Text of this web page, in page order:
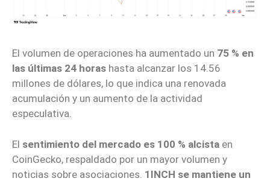
El volumen de operaciones ha aumentado un 75 % en
las últimas 24 horas hasta alcanzar los 14.56
millones de dólares, lo que indica una renovada
acumulación y un aumento de la actividad
especulativa.
El sentimiento del mercado es 100 % alcista en
CoinGecko, respaldado por un mayor volumen y
noticias sobre asociaciones. 1INCH se mantiene un